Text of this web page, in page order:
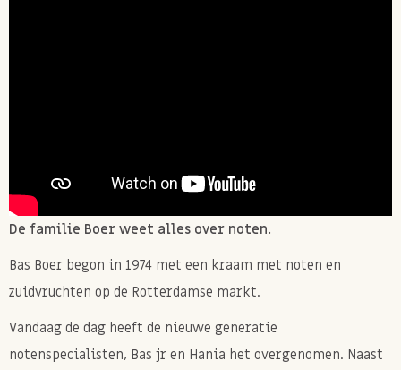
De familie Boer weet alles over noten.
Bas Boer begon in 1974 met een kraam met noten en
zuidvruchten op de Rotterdamse markt.
Vandaag de dag heeft de nieuwe generatie
notenspecialisten, Bas jr en Hania het overgenomen. Naast